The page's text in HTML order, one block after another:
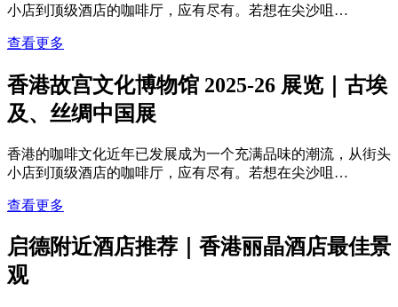
小店到顶级酒店的咖啡厅，应有尽有。若想在尖沙咀…
查看更多
香港故宫文化博物馆 2025-26 展览｜古埃
及、丝绸中国展
香港的咖啡文化近年已发展成为一个充满品味的潮流，从街头
小店到顶级酒店的咖啡厅，应有尽有。若想在尖沙咀…
查看更多
启德附近酒店推荐｜香港丽晶酒店最佳景
观